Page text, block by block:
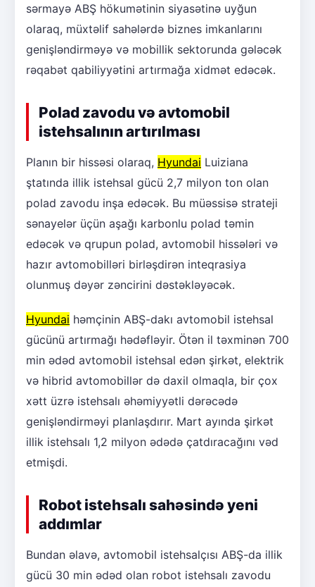
sərmayə ABŞ hökumətinin siyasətinə uyğun
olaraq, müxtəlif sahələrdə biznes imkanlarını
genişləndirməyə və mobillik sektorunda gələcək
rəqabət qabiliyyətini artırmağa xidmət edəcək.
Polad zavodu və avtomobil
istehsalının artırılması
Planın bir hissəsi olaraq, Hyundai Luiziana
ştatında illik istehsal gücü 2,7 milyon ton olan
polad zavodu inşa edəcək. Bu müəssisə strateji
sənayelər üçün aşağı karbonlu polad təmin
edəcək və qrupun polad, avtomobil hissələri və
hazır avtomobilləri birləşdirən inteqrasiya
olunmuş dəyər zəncirini dəstəkləyəcək.
Hyundai həmçinin ABŞ-dakı avtomobil istehsal
gücünü artırmağı hədəfləyir. Ötən il təxminən 700
min ədəd avtomobil istehsal edən şirkət, elektrik
və hibrid avtomobillər də daxil olmaqla, bir çox
xətt üzrə istehsalı əhəmiyyətli dərəcədə
genişləndirməyi planlaşdırır. Mart ayında şirkət
illik istehsalı 1,2 milyon ədədə çatdıracağını vəd
etmişdi.
Robot istehsalı sahəsində yeni
addımlar
Bundan əlavə, avtomobil istehsalçısı ABŞ-da illik
gücü 30 min ədəd olan robot istehsalı zavodu